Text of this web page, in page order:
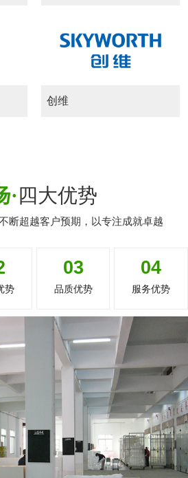
创维
·四大优势
断超越客户预期，以专注成就卓越
势
03
品质优势
04
服务优势